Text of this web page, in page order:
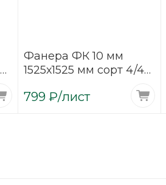
Фанера ФК 10 мм
1525х1525 мм сорт 4/4
березовая
799₽/лист